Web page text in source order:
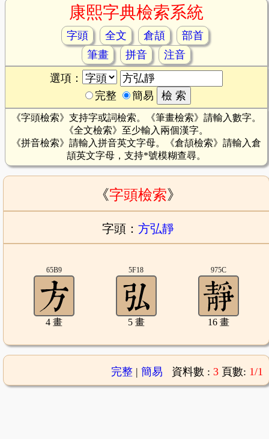
康熙字典檢索系統
字頭 全文 倉頡
部首
筆畫
拼音
注音
選項：
完整
簡易
《字頭檢索》支持字或詞檢索。《筆畫檢索》請輸入數字。
《全文檢索》至少輸入兩個漢字。
《拼音檢索》請輸入拼音英文字母。《倉頡檢索》請輸入倉
頡英文字母，支持*號模糊查尋。
《字頭檢索》
字頭： 方弘靜
65B9
4 畫
5F18
5 畫
975C
16 畫
完整| 簡易 資料數 : 3 頁數: 1/1